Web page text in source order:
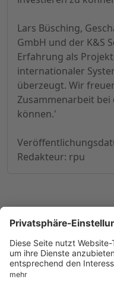
Lars Büsching,
GmbH und der K&S
Erfahrung als
internationaler
überzeugt. Wir
Zusammenarbeit
können.'
Redakteur: rpu
© 1998-2026by GSC
Datenschutz